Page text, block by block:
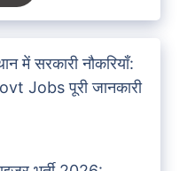
में सरकारी नौकरियाँ:
Jobs पूरी जानकारी